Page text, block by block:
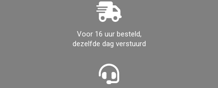
Voor 16 uur besteld,
dezelfde dag verstuurd